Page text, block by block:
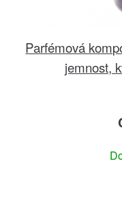
Parfémová
jemnost,